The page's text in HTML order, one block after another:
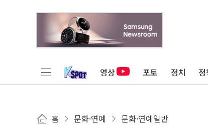
영상 포토 정치 정
홈 문화·연예 문화·연예일반